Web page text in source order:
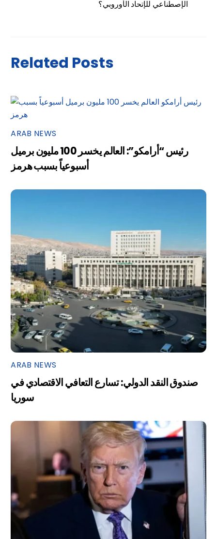
Related Posts
ARAB NEWS
رئيس “أرامكو”: العالم يخسر 100 مليون برميل
أسبوعياً بسبب هرمز
ARAB NEWS
صندوق النقد الدولي: تسارع التعافي الاقتصادي في
سوريا